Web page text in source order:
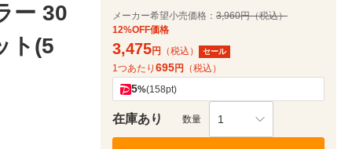
ー 30
ト(5
メーカー希望小売価格： 3,960円（税込）
12%OFF価格
3,475円 （税込） セール
1つあたり 695円 （税込）
5%(158pt)
在庫あり 数量 1